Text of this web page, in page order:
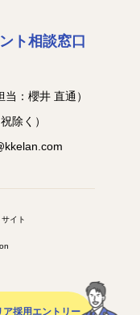
ア採用エントリー
ト相談窓口
当：櫻井 直通）
除く）
イト